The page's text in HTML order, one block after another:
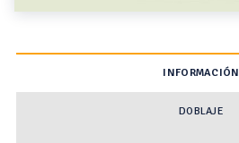
INFORMACIÓN
DOBLAJE